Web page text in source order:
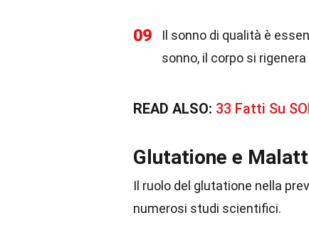
09
Il sonno di qualità è
sonno, il corpo si
READ ALSO: 33 Fatti Su
Glutatione e
Il ruolo del glutatione nella
numerosi studi scientifici.